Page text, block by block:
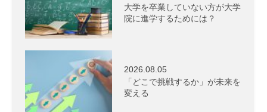
大学を卒業していない方が大学
院に進学するためには？
2026.08.05
「どこで挑戦するか」が未来を
変える